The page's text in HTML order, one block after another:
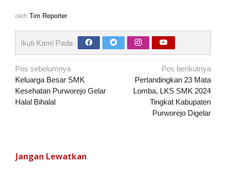
oleh Tim Reporter
Ikuti Kami Pada
Navigasi
pos
Pos sebelumnya
Keluarga Besar SMK
Kesehatan Purworejo Gelar
Halal Bihalal
Pos berikutnya
Pertandingkan 23 Mata
Lomba, LKS SMK 2024
Tingkat Kabupaten
Purworejo Digelar
Jangan Lewatkan